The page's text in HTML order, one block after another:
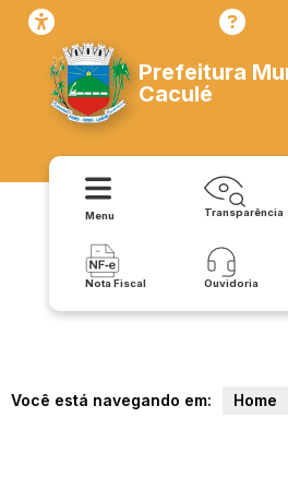
transparencia/receitas/
Prefeitura
Caculé
Menu Transparência
Nota Fiscal Ouvidoria
Você está navegando em: Home